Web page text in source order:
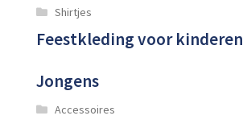
Shirtjes
Feestkleding voor kinderen
Jongens
Accessoires